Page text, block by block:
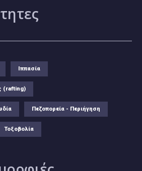
Ιππασία
(rafting)
Πεζοπορεία - Περιήγηση
Τοξοβολία